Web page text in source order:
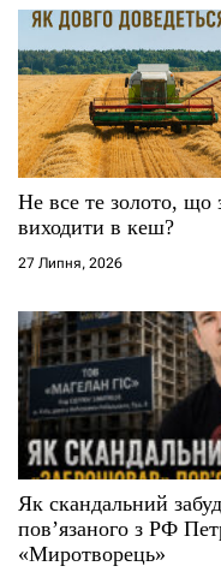
в
Не все те золото, що
виходити в кеш?
27 Липня, 2026
Як скандальний
повʼязаного з РФ
«Миротворець»